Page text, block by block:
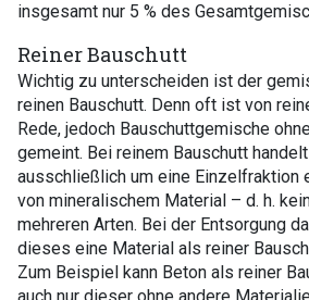
insgesamt nur 5 % des
Reiner Bauschutt
Wichtig zu unterscheiden ist der
reinen Bauschutt. Denn oft ist von
Rede, jedoch Bauschuttgemische
gemeint. Bei reinem Bauschutt
ausschließlich um eine Einzelfraktion
von mineralischem Material – d. h.
mehreren Arten. Bei der Entsorgung
dieses eine Material als reiner
Zum Beispiel kann Beton als reiner